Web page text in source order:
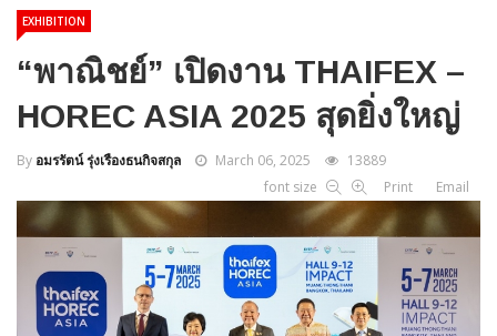
EXHIBITION
“พาณิชย์” เปิดงาน THAIFEX –
HOREC ASIA 2025 สุดยิ่งใหญ่
By อมรรัตน์ รุ่งเรืองธนกิจสกุล March 06, 2025
13889
font size
Print Email